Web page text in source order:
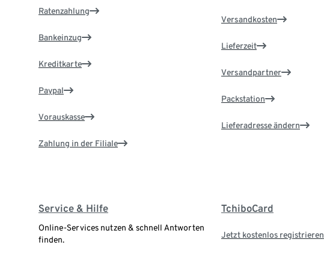
Ratenzahlung
Bankeinzug
Kreditkarte
Paypal
Vorauskasse
Zahlung in der Filiale
Versandkosten
Lieferzeit
Versandpartner
Packstation
Lieferadresse ändern
Service & Hilfe
Online-Services nutzen & schnell Antworten
finden.
TchiboCard
Jetzt kostenlos registrieren